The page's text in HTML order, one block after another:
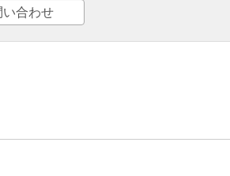
合わせ